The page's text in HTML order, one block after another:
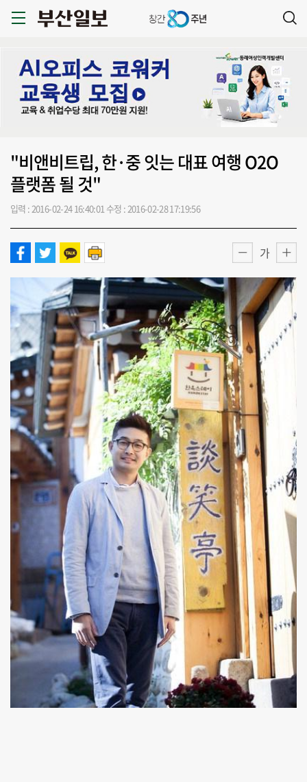
"비앤비트립, 한·중 잇는 대표 여행 O2O
플랫폼 될 것"
입력 : 2016-02-24 16:40:01 수정 : 2016-02-28 17:19:56
가